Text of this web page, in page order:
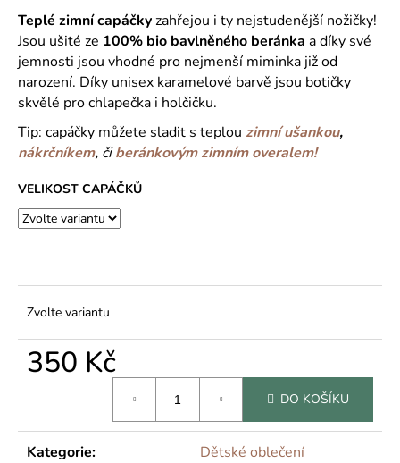
Teplé zimní capáčkyzahřejou i ty nejstudenější nožičky!
Jsou ušité ze 100% bio bavlněného beránka a díky své
jemnosti jsou vhodné pro nejmenší miminka již od
narození. Díky unisex karamelové barvě jsou botičky
skvělé pro chlapečka i holčičku.
Tip: capáčky můžete sladit s teplou zimní ušankou,
nákrčníkem, čiberánkovým zimním overalem!
VELIKOST CAPÁČKŮ
Zvolte variantu
350 Kč
DO KOŠÍKU
Kategorie:
Dětské oblečení
o
r
u
č
u
j
e
m